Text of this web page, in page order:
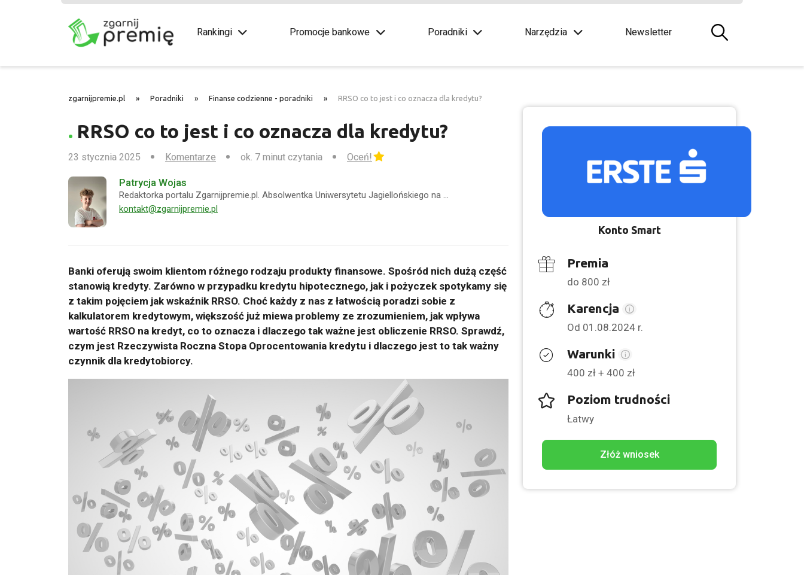
Rankingi Promocje bankowe Poradniki Narzędzia Newsletter
zgarnijpremie.pl » Poradniki » Finanse codzienne - poradniki » RRSO co to jest i co oznacza dla kredytu?
RRSO co to jest i co oznacza dla kredytu?
23 stycznia 2025 Komentarze ok. 7 minut czytania Oceń!
Patrycja Wojas
Redaktorka portalu Zgarnijpremie.pl. Absolwentka Uniwersytetu Jagiellońskiego na …
kontakt@zgarnijpremie.pl
Banki oferują swoim klientom różnego rodzaju produkty finansowe. Spośród nich dużą część
stanowią kredyty. Zarówno w przypadku kredytu hipotecznego, jak i pożyczek spotykamy się
z takim pojęciem jak wskaźnik RRSO. Choć każdy z nas z łatwością poradzi sobie z
kalkulatorem kredytowym, większość już miewa problemy ze zrozumieniem, jak wpływa
wartość RRSO na kredyt, co to oznacza i dlaczego tak ważne jest obliczenie RRSO. Sprawdź,
czym jest Rzeczywista Roczna Stopa Oprocentowania kredytu i dlaczego jest to tak ważny
czynnik dla kredytobiorcy.
Konto Smart
Premia
do 800 zł
Karencja
Od 01.08.2024 r.
Warunki
400 zł + 400 zł
Poziom trudności
Łatwy
Złóż wniosek